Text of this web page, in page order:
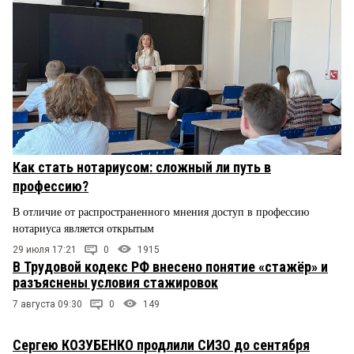
Как стать нотариусом: сложный ли путь в
профессию?
В отличие от распространенного мнения доступ в профессию
нотариуса является открытым
29 июля 17:21 0 1915
В Трудовой кодекс РФ внесено понятие «стажёр» и
разъяснены условия стажировок
7 августа 09:30 0 149
Сергею КОЗУБЕНКО продлили СИЗО до сентября